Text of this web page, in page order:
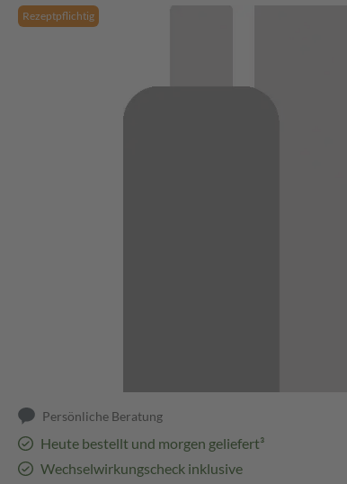
Rezeptpflichtig
Persönliche Beratung
Heute bestellt und morgen geliefert³
Wechselwirkungscheck inklusive